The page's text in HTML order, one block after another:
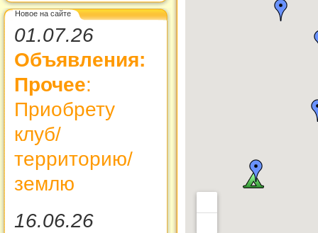
Новое на сайте
01.07.26
Объявления:
Прочее:
Приобрету
клуб/
территорию/
землю
16.06.26